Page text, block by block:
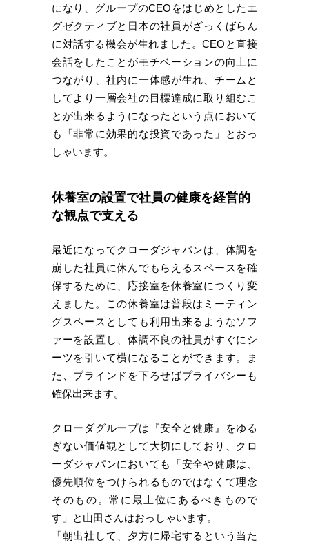
になり、グループのCEOをはじめとしたエ
グゼクティブと日本の社員がざっくばらん
に対話する機会が生れました。CEOと直接
会話をしたことがモチベーションの向上に
つながり、社内に一体感が生れ、チームと
してより一層会社の目標達成に取り組むこ
とが出来るようになったという点において
も「非常に効果的な投資であった」とおっ
しゃいます。
休養室の設置で社員の健康を経営的
な観点で支える
最近になってクローダジャパンは、体調を
崩した社員に休んでもらえるスペースを確
保するために、応接室を休養室につくり変
えました。この休養室は普段はミーティン
グスペースとしても利用出来るようなソフ
ァーを設置し、体調不良の社員がすぐにシ
ーツを引いて横になることができます。ま
た、ブラインドを下ろせばプライバシーも
確保出来ます。
クローダグループは『安全と健康』をゆる
ぎない価値観として大切にしており、クロ
ーダジャパンにおいても「安全や健康は、
優先順位をつけられるものではなくて理念
そのもの。常に最上位にあるべきもので
す」と山田さんはおっしゃいます。
「朝出社して、夕方に帰宅するという当た